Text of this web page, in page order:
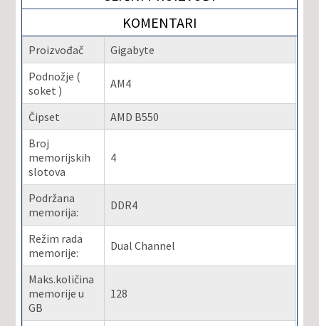
KOMENTARI
Proizvođač
Gigabyte
Podnožje (
soket )
AM4
Čipset
AMD B550
Broj
memorijskih
slotova
4
Podržana
memorija:
DDR4
Režim rada
memorije:
Dual Channel
Maks.količina
memorije u
GB
128